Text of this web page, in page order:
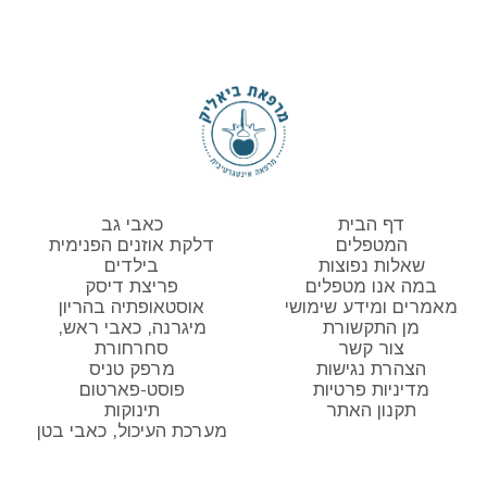
דף הבית
המטפלים
שאלות נפוצות
במה אנו מטפלים
מאמרים ומידע שימושי
מן התקשורת
צור קשר
הצהרת נגישות
מדיניות פרטיות
תקנון האתר
כאבי גב
דלקת אוזנים הפנימית
בילדים
פריצת דיסק
אוסטאופתיה בהריון
מיגרנה, כאבי ראש,
סחרחורת
מרפק טניס
פוסט-פארטום
תינוקות
מערכת העיכול, כאבי בטן